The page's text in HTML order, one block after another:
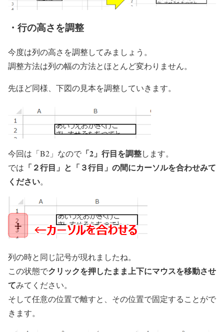
・行の高さを調整
今度は列の高さを調整してみましょう。
調整方法は列の幅の方法とほとんど変わりません。
先ほど同様、下図の見本を調整していきます。
今回は「B2」なので 「2」行目を調整します。
では 「２行目」と「３行目」の間にカーソルを合わせみて
ください。
列の時と同じ記号が現れましたね。
この状態でクリックを押したまま上下にマウスを移動させ
てみてください。
そして任意の位置で離すと、その位置で固定することがで
きます。